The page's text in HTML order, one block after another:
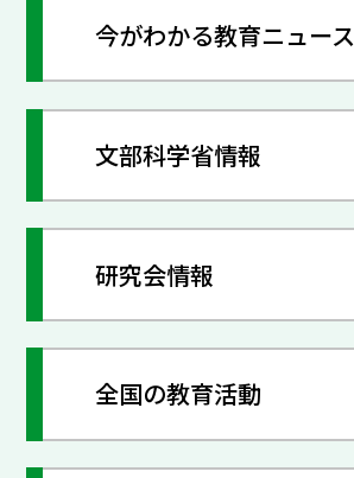
今がわかる教育ニュース
文部科学省情報
研究会情報
全国の教育活動